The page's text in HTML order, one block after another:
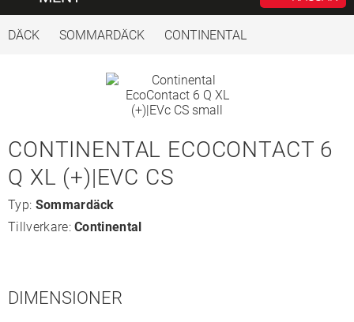
DÄCK SOMMARDÄCK CONTINENTAL
CONTINENTAL ECOCONTACT 6
Q XL (+)|EVC CS
Typ: Sommardäck
Tillverkare:Continental
DIMENSIONER